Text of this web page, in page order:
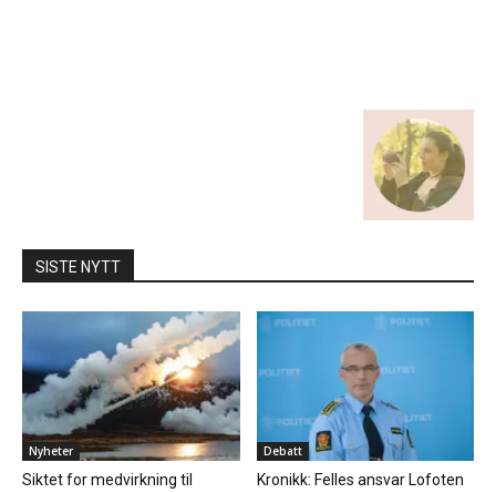
SISTE NYTT
Nyheter
Siktet for medvirkning til
Debatt
Kronikk: Felles ansvar Lofoten